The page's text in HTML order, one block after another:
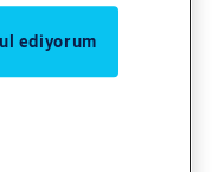
ediyorum